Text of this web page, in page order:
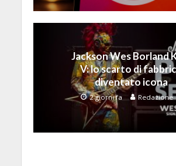
Jackson Wes Borland
V: lo scarto di
diventato icona
2 giorni fa Redazione